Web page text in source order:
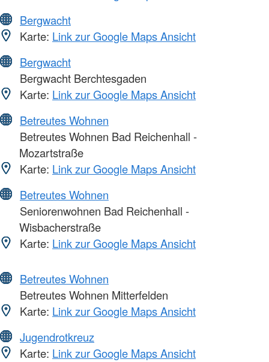
Bergwacht
Karte: Link zur Google Maps Ansicht
Bergwacht
Bergwacht Berchtesgaden
Karte: Link zur Google Maps Ansicht
Betreutes Wohnen
Betreutes Wohnen Bad Reichenhall -
Mozartstraße
Karte: Link zur Google Maps Ansicht
Betreutes Wohnen
Seniorenwohnen Bad Reichenhall -
Wisbacherstraße
Karte: Link zur Google Maps Ansicht
Betreutes Wohnen
Betreutes Wohnen Mitterfelden
Karte: Link zur Google Maps Ansicht
Jugendrotkreuz
Karte: Link zur Google Maps Ansicht